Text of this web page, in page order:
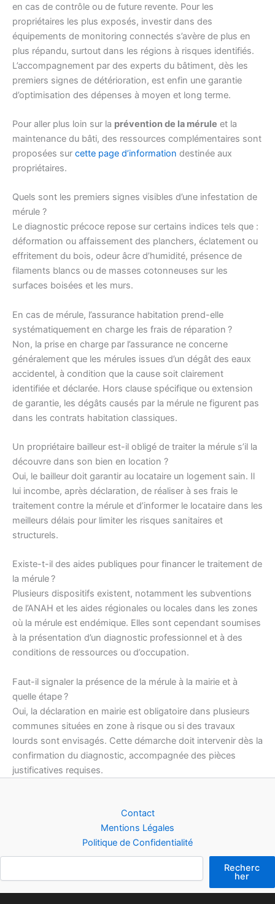
en cas de contrôle ou de future revente. Pour les
propriétaires les plus exposés, investir dans des
équipements de monitoring connectés s’avère de plus en
plus répandu, surtout dans les régions à risques identifiés.
L’accompagnement par des experts du bâtiment, dès les
premiers signes de détérioration, est enfin une garantie
d’optimisation des dépenses à moyen et long terme.
Pour aller plus loin sur la prévention de la mérule et la
maintenance du bâti, des ressources complémentaires sont
proposées sur cette page d’information destinée aux
propriétaires.
Quels sont les premiers signes visibles d’une infestation de
mérule ?
Le diagnostic précoce repose sur certains indices tels que :
déformation ou affaissement des planchers, éclatement ou
effritement du bois, odeur âcre d’humidité, présence de
filaments blancs ou de masses cotonneuses sur les
surfaces boisées et les murs.
En cas de mérule, l’assurance habitation prend-elle
systématiquement en charge les frais de réparation ?
Non, la prise en charge par l’assurance ne concerne
généralement que les mérules issues d’un dégât des eaux
accidentel, à condition que la cause soit clairement
identifiée et déclarée. Hors clause spécifique ou extension
de garantie, les dégâts causés par la mérule ne figurent pas
dans les contrats habitation classiques.
Un propriétaire bailleur est-il obligé de traiter la mérule s’il la
découvre dans son bien en location ?
Oui, le bailleur doit garantir au locataire un logement sain. Il
lui incombe, après déclaration, de réaliser à ses frais le
traitement contre la mérule et d’informer le locataire dans les
meilleurs délais pour limiter les risques sanitaires et
structurels.
Existe-t-il des aides publiques pour financer le traitement de
la mérule ?
Plusieurs dispositifs existent, notamment les subventions
de l’ANAH et les aides régionales ou locales dans les zones
où la mérule est endémique. Elles sont cependant soumises
à la présentation d’un diagnostic professionnel et à des
conditions de ressources ou d’occupation.
Faut-il signaler la présence de la mérule à la mairie et à
quelle étape ?
Oui, la déclaration en mairie est obligatoire dans plusieurs
communes situées en zone à risque ou si des travaux
lourds sont envisagés. Cette démarche doit intervenir dès la
confirmation du diagnostic, accompagnée des pièces
justificatives requises.
Contact
Mentions Légales
Politique de Confidentialité
Recherc
her